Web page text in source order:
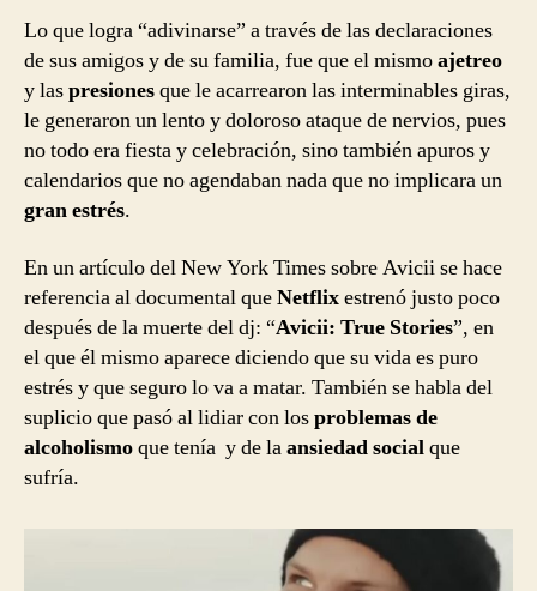
Lo que logra “adivinarse” a través de las declaraciones
de sus amigos y de su familia, fue que el mismoajetreo
y laspresionesque le acarrearon las interminables giras,
le generaron un lento y doloroso ataque de nervios, pues
no todo era fiesta y celebración, sino también apuros y
calendarios que no agendaban nada que no implicara un
gran estrés.
En un artículo del New York Times sobre Avicii se hace
referencia al documental queNetflixestrenó justo poco
después de la muerte del dj: “Avicii: True Stories”, en
el que él mismo aparece diciendo que su vida es puro
estrés y que seguro lo va a matar. También se habla del
suplicio que pasó al lidiar con losproblemas de
alcoholismoque tenía y de laansiedad socialque
sufría.